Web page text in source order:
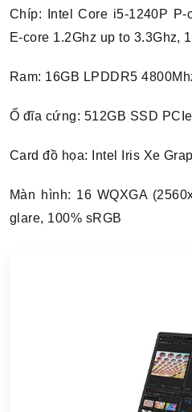
Chíp: Intel Core i5-1240P P-
E-core 1.2Ghz up to 3.3Ghz,
Ram: 16GB LPDDR5
Ổ đĩa cứng: 512GB SSD
Card đồ họa: Intel Iris Xe
Màn hình: 16 WQXGA
glare, 100% sRGB